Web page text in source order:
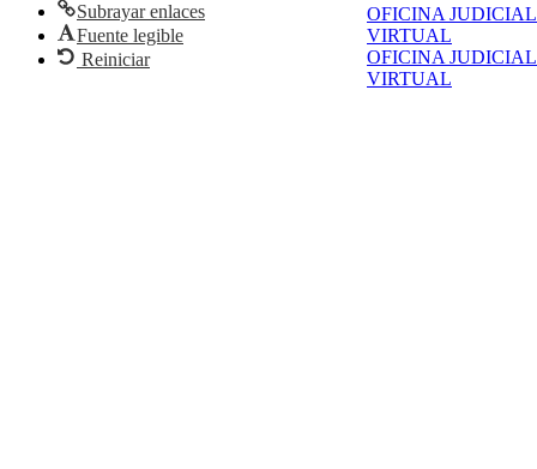
OFICINA JUDICIAL
VIRTUAL
OFICINA JUDICIAL
VIRTUAL
Subrayar enlaces
Fuente legible
Reiniciar